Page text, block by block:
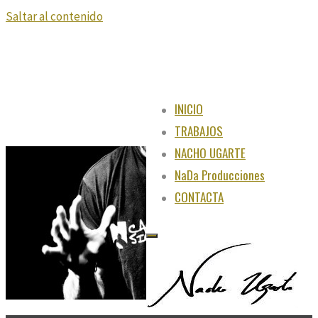
Saltar al contenido
INICIO
TRABAJOS
NACHO UGARTE
NaDa Producciones
CONTACTA
"Juega